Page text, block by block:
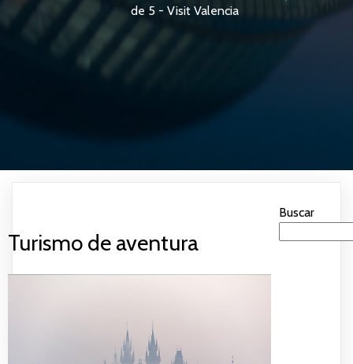
de 5 - Visit Valencia
Turismo de aventura
Buscar